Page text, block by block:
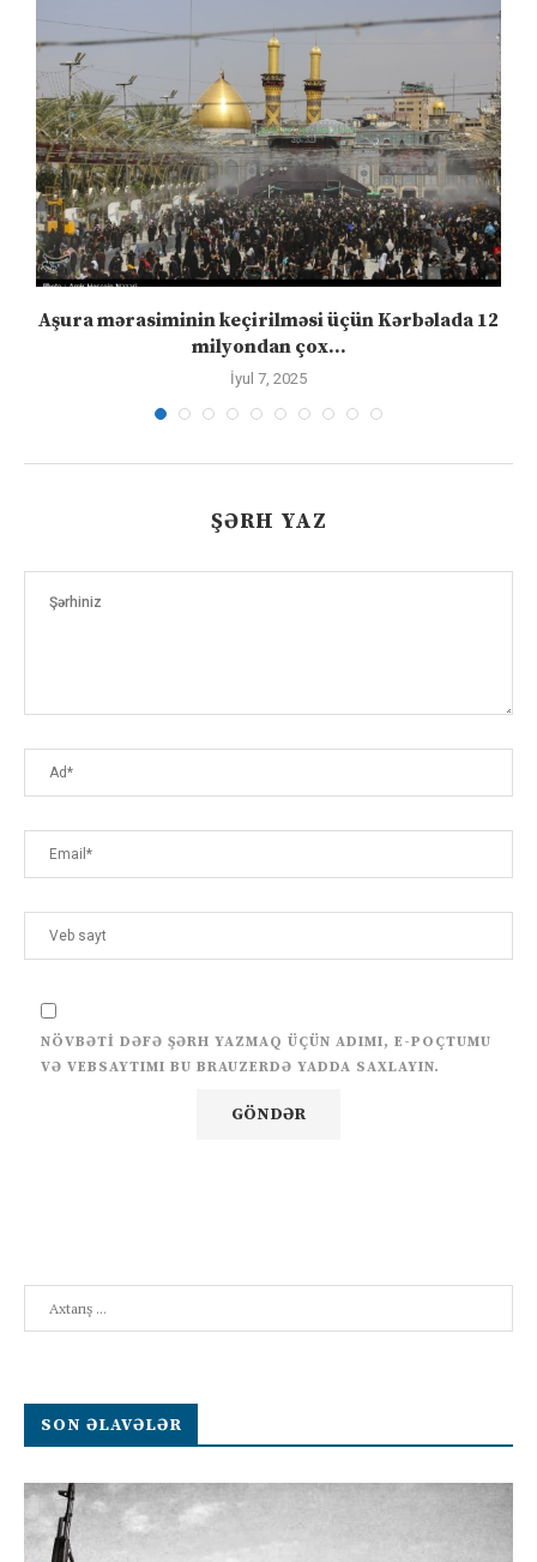
Aşura mərasiminin keçirilməsi üçün Kərbəlada 12
milyondan çox...
İyul 7, 2025
ŞƏRH YAZ
NÖVBƏTI DƏFƏ ŞƏRH YAZMAQ ÜÇÜN ADIMI, E-POÇTUMU
VƏ VEBSAYTIMI BU BRAUZERDƏ YADDA SAXLAYIN.
SON ƏLAVƏLƏR